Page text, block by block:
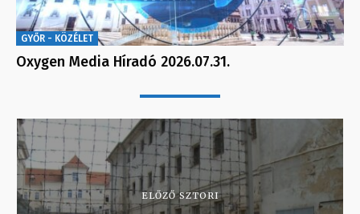
GYŐR - KÖZÉLET
Oxygen Media Híradó 2026.07.31.
ELŐZŐ SZTORI